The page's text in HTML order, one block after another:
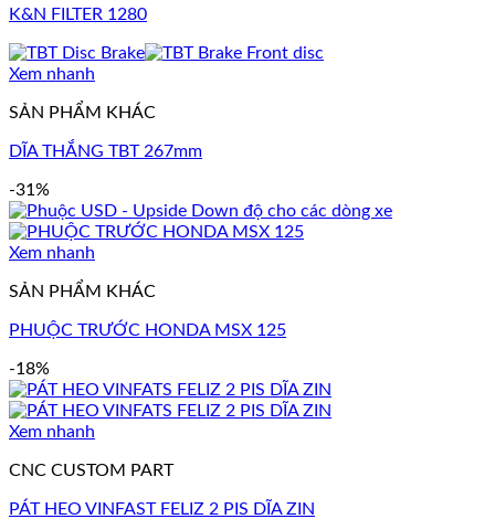
K&N FILTER 1280
Xem nhanh
SẢN PHẨM KHÁC
DĨA THẮNG TBT 267mm
-31%
Xem nhanh
SẢN PHẨM KHÁC
PHUỘC TRƯỚC HONDA MSX 125
-18%
Xem nhanh
CNC CUSTOM PART
PÁT HEO VINFAST FELIZ 2 PIS DĨA ZIN